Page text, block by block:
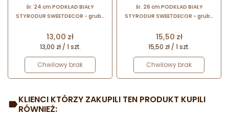
śr. 24 cm PODKŁAD BIAŁY
STYRODUR SWEETDECOR - gruby
2.2 cm
Cena
13,00 zł
13,00 zł / 1 szt.
Chwilowy brak
śr. 26 cm PODKŁAD BIAŁY
STYRODUR SWEETDECOR - gruby
2.2 cm
Cena
15,50 zł
15,50 zł / 1 szt.
Chwilowy brak
KLIENCI KTÓRZY ZAKUPILI TEN PRODUKT KUPILI
RÓWNIEŻ: